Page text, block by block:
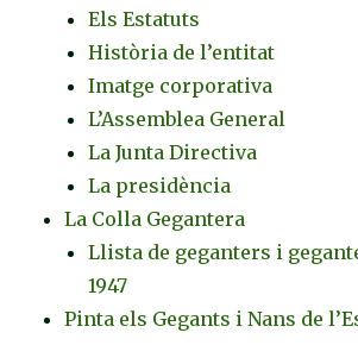
Els Estatuts
Història de l’entitat
Imatge corporativa
L’Assemblea General
La Junta Directiva
La presidència
La Colla Gegantera
Llista de geganters i
1947
Pinta els Gegants i Nans de